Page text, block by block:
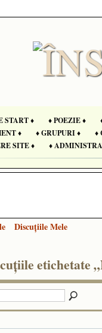
START ♦ ♦ POEZIE ♦
♦
♦ GRUPURI ♦ ♦
SITE ♦
♦
Discuţiile Mele
etichetate